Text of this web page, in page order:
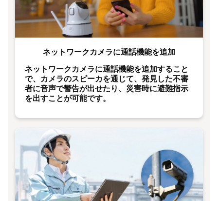
ネットワークカメラに通話機能を追加
ネットワークカメラに通話機能を追加すること
で、カメラのスピーカを通じて、発見した不審
者に音声で警告が出せたり、災害時に避難指示
を出すことが可能です。